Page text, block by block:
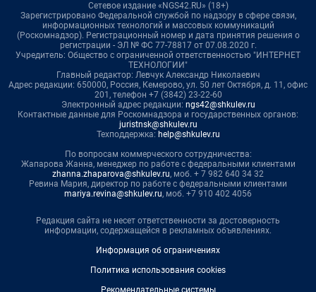
Сетевое издание «NGS42.RU» (18+)
Зарегистрировано Федеральной службой по надзору в сфере связи,
информационных технологий и массовых коммуникаций
(Роскомнадзор). Регистрационный номер и дата принятия решения о
регистрации - ЭЛ № ФС 77-78817 от 07.08.2020 г.
Учредитель: Общество с ограниченной ответственностью "ИНТЕРНЕТ
ТЕХНОЛОГИИ"
Главный редактор: Левчук Александр Николаевич
Адрес редакции: 650000, Россия, Кемерово, ул. 50 лет Октября, д. 11, офис
201, телефон +7 (3842) 23-22-60
Электронный адрес редакции: ngs42@shkulev.ru
Контактные данные для Роскомнадзора и государственных органов:
juristnsk@shkulev.ru
Техподдержка: help@shkulev.ru
По вопросам коммерческого сотрудничества:
Жапарова Жанна, менеджер по работе с федеральными клиентами
zhanna.zhaparova@shkulev.ru, моб. + 7 982 640 34 32
Ревина Мария, директор по работе с федеральными клиентами
mariya.revina@shkulev.ru, моб. +7 910 402 4056
Редакция сайта не несет ответственности за достоверность
информации, содержащейся в рекламных объявлениях.
Информация об ограничениях
Политика использования cookies